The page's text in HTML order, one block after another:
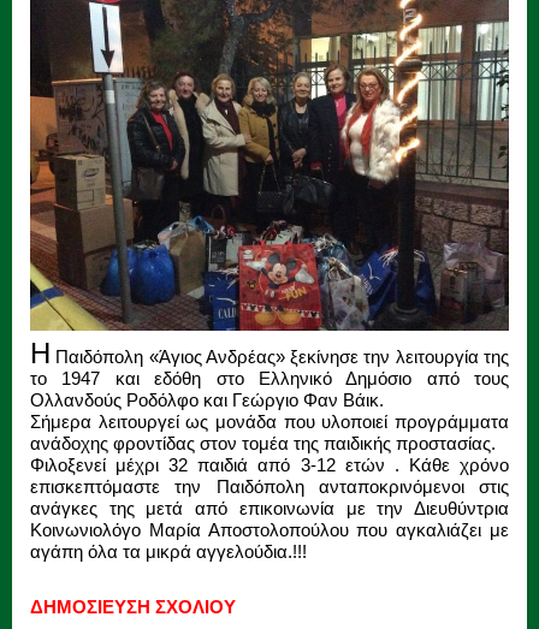
Η Παιδόπολη «Άγιος Ανδρέας» ξεκίνησε την λειτουργία της
το 1947 και εδόθη στο Ελληνικό Δημόσιο από τους
Ολλανδούς Ροδόλφο και Γεώργιο Φαν Βάικ.
Σήμερα λειτουργεί ως μονάδα που υλοποιεί προγράμματα
ανάδοχης φροντίδας στον τομέα της παιδικής προστασίας.
Φιλοξενεί μέχρι 32 παιδιά από 3-12 ετών . Κάθε χρόνο
επισκεπτόμαστε την Παιδόπολη ανταποκρινόμενοι στις
ανάγκες της μετά από επικοινωνία με την Διευθύντρια
Κοινωνιολόγο Μαρία Αποστολοπούλου που αγκαλιάζει με
αγάπη όλα τα μικρά αγγελούδια.!!!
ΔΗΜΟΣΙΕΥΣΗ ΣΧΟΛΙΟΥ